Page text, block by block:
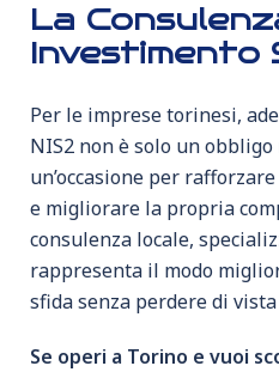
La
Investimento
Per le imprese torinesi,
NIS2 non è solo un
un’occasione per
e migliorare la propria
consulenza locale,
rappresenta il modo
sfida senza perdere di
Se operi a Torino e vuoi